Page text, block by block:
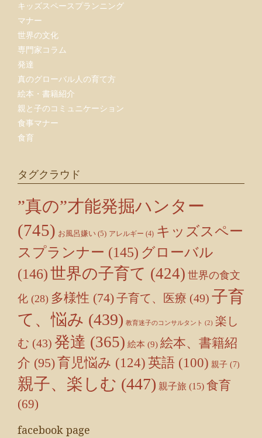
キッズスペースプランニング
マナー
世界の文化
専門家コラム
発達
真のグローバル人の育て方
絵本・書籍紹介
親と子のコミュニケーション
食事マナー
食育
タグクラウド
”真の”才能発掘ハンター
(745) お風呂嫌い (5) アレルギー (4) キッズスペー
スプランナー (145) グローバル
(146)世界の子育て (424) 世界の食文
化 (28) 多様性 (74)子育て、医療 (49) 子育
て、悩み (439) 教育迷子のコンサルタント (2) 楽し
む (43) 発達 (365) 絵本 (9) 絵本、書籍紹
介 (95)育児悩み (124) 英語 (100) 親子 (7)
親子、楽しむ (447) 親子旅 (15) 食育
(69)
facebook page